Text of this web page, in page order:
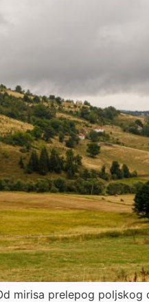
mirisa prelepog